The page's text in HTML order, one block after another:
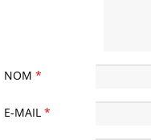
NOM*
E-MAIL*